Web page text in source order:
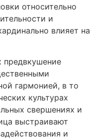
относительно
и
влияет на
предвкушение
гармонией, в то
культурах
свершениях и
выстраивают
и